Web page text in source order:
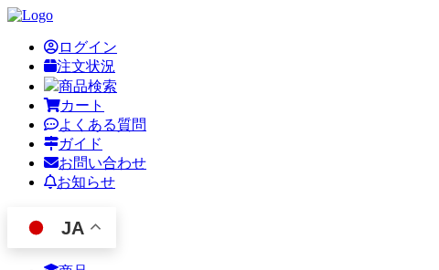
ログイン
注文状況
商品検索
カート
よくある質問
ガイド
お問い合わせ
お知らせ
JA